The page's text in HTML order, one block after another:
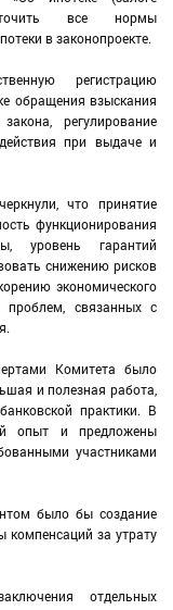
все нормы
в законопроекте.
регистрацию
обращения взыскания
регулирование
при выдаче и
что принятие
функционирования
уровень гарантий
снижению рисков
экономического
проблем, связанных с
Комитета было
и полезная работа,
практики. В
опыт и предложены
участниками
было бы создание
компенсаций за утрату
отдельных